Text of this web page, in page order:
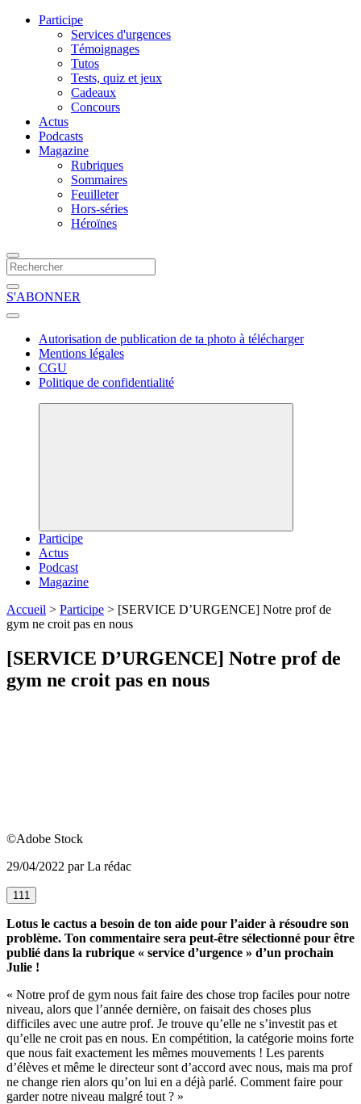
Participe
Services d'urgences
Témoignages
Tutos
Tests, quiz et jeux
Cadeaux
Concours
Actus
Podcasts
Magazine
Rubriques
Sommaires
Feuilleter
Hors-séries
Héroïnes
S'ABONNER
Autorisation de publication de ta photo à télécharger
Mentions légales
CGU
Politique de confidentialité
Participe
Actus
Podcast
Magazine
Accueil > Participe > [SERVICE D’URGENCE] Notre prof de
gym ne croit pas en nous
[SERVICE D’URGENCE] Notre prof de
gym ne croit pas en nous
©Adobe Stock
29/04/2022 par La rédac
111
Lotus le cactus a besoin de ton aide pour l’aider à résoudre son
problème. Ton commentaire sera peut-être sélectionné pour être
publié dans la rubrique « service d’urgence » d’un prochain
Julie !
« Notre prof de gym nous fait faire des chose trop faciles pour notre
niveau, alors que l’année dernière, on faisait des choses plus
difficiles avec une autre prof. Je trouve qu’elle ne s’investit pas et
qu’elle ne croit pas en nous. En compétition, la catégorie moins forte
que nous fait exactement les mêmes mouvements ! Les parents
d’élèves et même le directeur sont d’accord avec nous, mais ma prof
ne change rien alors qu’on lui en a déjà parlé. Comment faire pour
garder notre niveau malgré tout ? »